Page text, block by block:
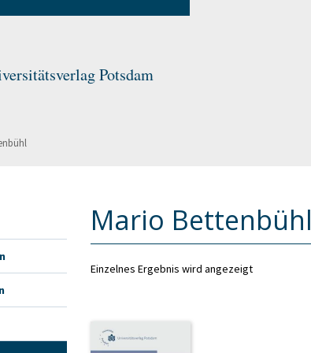
Potsdam
Mario Bettenbühl
Einzelnes Ergebnis wird angezeigt